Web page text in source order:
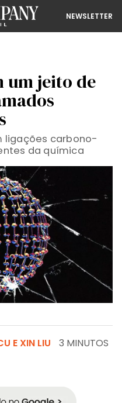
NEWSLETTER
um jeito de
ligações carbono-
da química
E XIN LIU
3 MINUTOS